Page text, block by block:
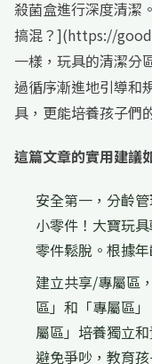
殺菌盒進行深度清潔
搞混？](https://
一樣，玩具的清潔分
過循序漸進地引導和
具，更能培養孩子們
這篇文章的實用建議
安全第一，分齡
小零件！大寶玩
零件鬆脫。根據
建立共享/專屬區
區」和「專屬區
屬區」培養獨立
避免爭吵，教育